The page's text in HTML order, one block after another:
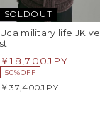
SOLDOUT
Uca military life JK ve
st
18,700JPY
50%OFF
37,400JPY